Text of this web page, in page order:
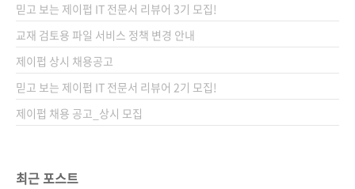
믿고 보는 제이펍 IT 전문서 리뷰어 3기 모집!
교재 검토용 파일 서비스 정책 변경 안내
제이펍 상시 채용공고
믿고 보는 제이펍 IT 전문서 리뷰어 2기 모집!
제이펍 채용 공고_상시 모집
최근 포스트